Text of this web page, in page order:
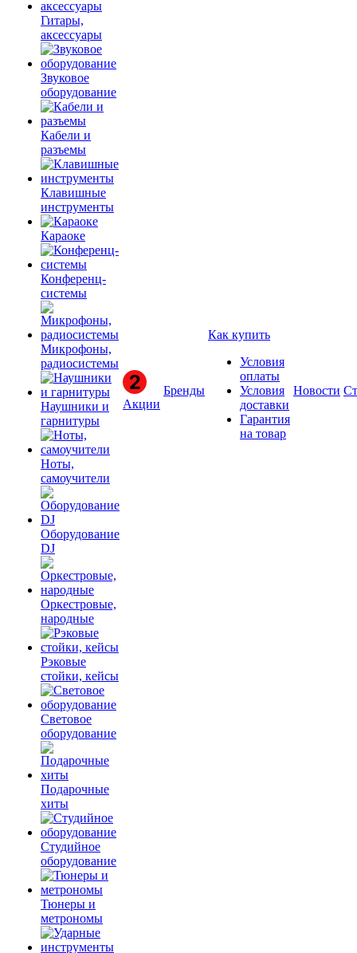
Гитары,
аксессуары
Звуковое
оборудование
Кабели и
разъемы
Клавишные
инструменты
Караоке
Конференц-
системы
Микрофоны,
радиосистемы
Наушники и
гарнитуры
Ноты,
самоучители
Оборудование
DJ
Оркестровые,
народные
Рэковые
стойки, кейсы
Световое
оборудование
Подарочные
хиты
Студийное
оборудование
Тюнеры и
метрономы
Акции
Бренды
Как купить
Условия
оплаты
Условия
доставки
Гарантия
на товар
Новости